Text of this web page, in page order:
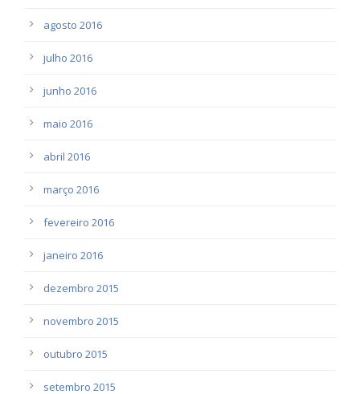
agosto 2016
julho 2016
junho 2016
maio 2016
abril 2016
março 2016
fevereiro 2016
janeiro 2016
dezembro 2015
novembro 2015
outubro 2015
setembro 2015